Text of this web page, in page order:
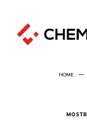
HOME